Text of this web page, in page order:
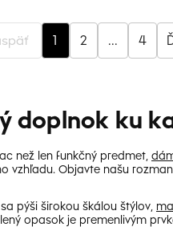
1 2 ... 4
doplnok ku
než len funkčný predmet,
vzhľadu. Objavte našu
pýši širokou škálou štýlov,
opasok je premenlivým